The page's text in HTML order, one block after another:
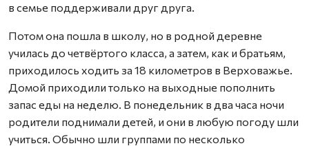
в семье поддерживали друг друга.
Потом она пошла в школу, но в родной деревне
училась до четвёртого класса, а затем, как и братьям,
приходилось ходить за 18 километров в Верховажье.
Домой приходили только на выходные пополнить
запас еды на неделю. В понедельник в два часа ночи
родители поднимали детей, и они в любую погоду шли
учиться. Обычно шли группами по несколько